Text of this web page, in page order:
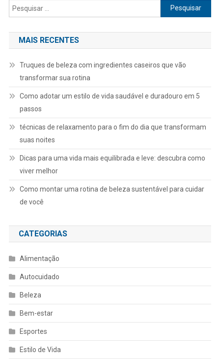
Pesquisar
por:
MAIS RECENTES
Truques de beleza com ingredientes caseiros que vão
transformar sua rotina
Como adotar um estilo de vida saudável e duradouro em 5
passos
técnicas de relaxamento para o fim do dia que transformam
suas noites
Dicas para uma vida mais equilibrada e leve: descubra como
viver melhor
Como montar uma rotina de beleza sustentável para cuidar
de você
CATEGORIAS
Alimentação
Autocuidado
Beleza
Bem-estar
Esportes
Estilo de Vida